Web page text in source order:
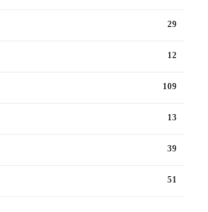
29
12
109
13
39
51